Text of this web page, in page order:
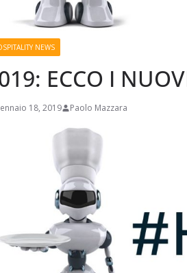
NEWS
ECCO I
18, 2019 Paolo Mazzara